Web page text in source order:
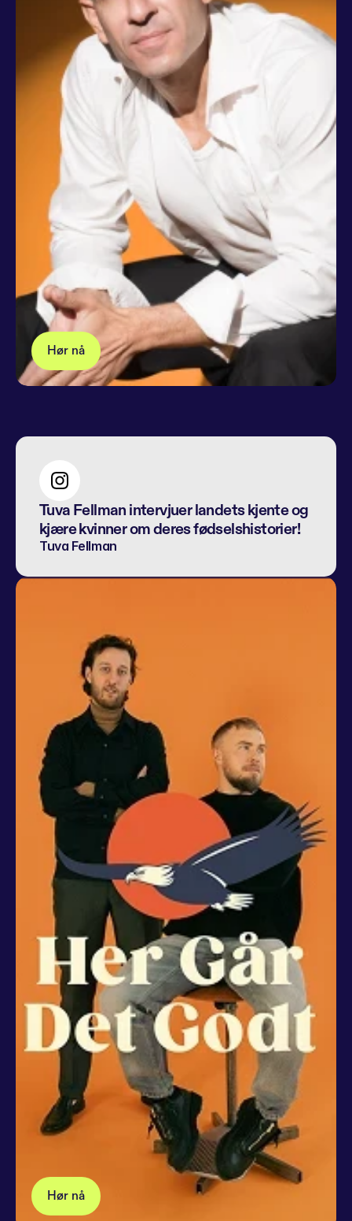
Hør nå
Tuva Fellman intervjuer landets kjente og
kjære kvinner om deres fødselshistorier!
Tuva Fellman
Hør nå